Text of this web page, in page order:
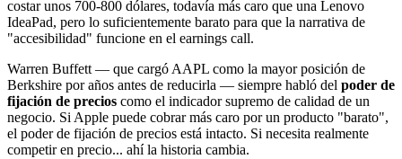
costar unos 700-800 dólares, todavía más caro que una Lenovo
IdeaPad, pero lo suficientemente barato para que la narrativa de
"accesibilidad" funcione en el earnings call.
Warren Buffett — que cargó AAPL como la mayor posición de
Berkshire por años antes de reducirla — siempre habló del poder de
fijación de precios como el indicador supremo de calidad de un
negocio. Si Apple puede cobrar más caro por un producto "barato",
el poder de fijación de precios está intacto. Si necesita realmente
competir en precio... ahí la historia cambia.